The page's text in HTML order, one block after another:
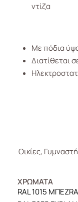
ντίζα
Με πόδια
Διατίθεται
Οικίες,
ΧΡΩΜΑΤΑ
RAL 1015 ΜΠΕΖ